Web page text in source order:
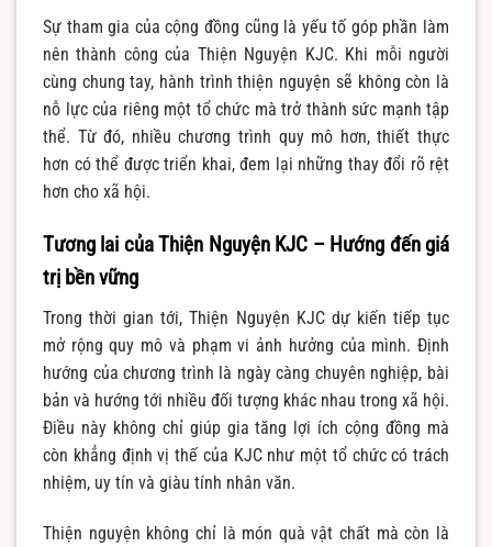
Sự tham gia của cộng đồng cũng là yếu tố góp phần làm
nên thành công của Thiện Nguyện KJC. Khi mỗi người
cùng chung tay, hành trình thiện nguyện sẽ không còn là
nỗ lực của riêng một tổ chức mà trở thành sức mạnh tập
thể. Từ đó, nhiều chương trình quy mô hơn, thiết thực
hơn có thể được triển khai, đem lại những thay đổi rõ rệt
hơn cho xã hội.
Tương lai của Thiện Nguyện KJC – Hướng đến giá
trị bền vững
Trong thời gian tới, Thiện Nguyện KJC dự kiến tiếp tục
mở rộng quy mô và phạm vi ảnh hưởng của mình. Định
hướng của chương trình là ngày càng chuyên nghiệp, bài
bản và hướng tới nhiều đối tượng khác nhau trong xã hội.
Điều này không chỉ giúp gia tăng lợi ích cộng đồng mà
còn khẳng định vị thế của KJC như một tổ chức có trách
nhiệm, uy tín và giàu tính nhân văn.
Thiện nguyện không chỉ là món quà vật chất mà còn là